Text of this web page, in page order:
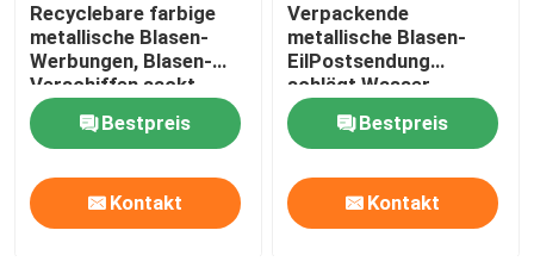
Alu-Folienbeutel
Drucksache-Kasten
Luftsäuletaschen
Recyclebare farbige
metallische Blasen-
Werbungen, Blasen-
Verschiffen sackt
feuchtigkeitsfestes ein
Bestpreis
Kontakt
Verpackende
metallische Blasen-
EilPostsendung
schlägt Wasser-
beständiges
kundenspezifisches
Logo ein
Bestpreis
Kontakt